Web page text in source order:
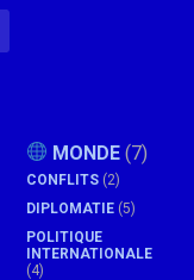
MONDE (7)
CONFLITS (2)
DIPLOMATIE (5)
POLITIQUE
INTERNATIONALE
(4)